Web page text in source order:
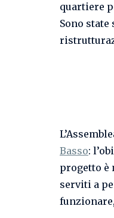
quartiere
Sono
Basso:
progetto è
serviti a